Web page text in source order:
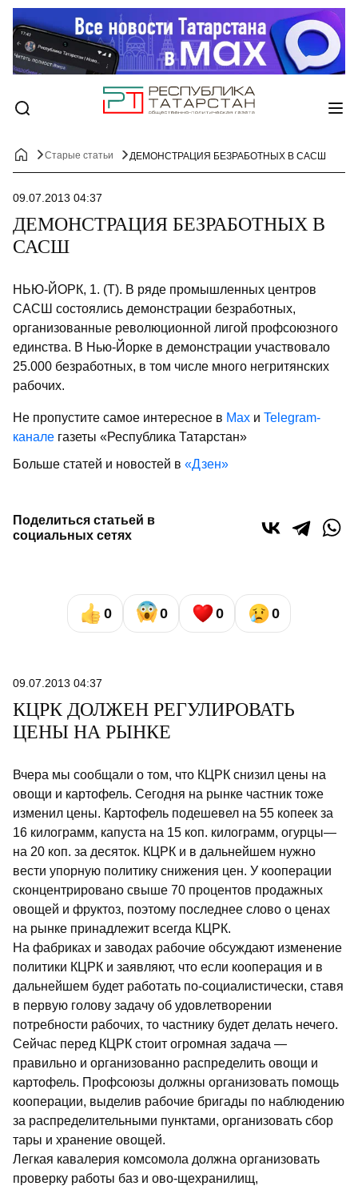
Старые статьи ДЕМОНСТРАЦИЯ БЕЗРАБОТНЫХ В САСШ
09.07.2013 04:37
ДЕМОНСТРАЦИЯ БЕЗРАБОТНЫХ В
САСШ
НЬЮ-ЙОРК, 1. (Т). В ряде промышленных центров
САСШ состоялись демонстрации безработных,
организованные революционной лигой профсоюзного
единства. В Нью-Йорке в демонстрации участвовало
25.000 безработных, в том числе много негритянских
рабочих.
Не пропустите самое интересное в Max и Telegram-
канале газеты «Республика Татарстан»
Больше статей и новостей в «Дзен»
Поделиться статьей в
социальных сетях
0 0 0 0
09.07.2013 04:37
КЦРК ДОЛЖЕН РЕГУЛИРОВАТЬ
ЦЕНЫ НА РЫНКЕ
Вчера мы сообщали о том, что КЦРК снизил цены на
овощи и картофель. Сегодня на рынке частник тоже
изменил цены. Картофель подешевел на 55 копеек за
16 килограмм, капуста на 15 коп. килограмм, огурцы—
на 20 коп. за десяток. КЦРК и в дальнейшем нужно
вести упорную политику снижения цен. У кооперации
сконцентрировано свыше 70 процентов продажных
овощей и фруктоз, поэтому последнее слово о ценах
на рынке принадлежит всегда КЦРК.
На фабриках и заводах рабочие обсуждают изменение
политики КЦРК и заявляют, что если кооперация и в
дальнейшем будет работать по-социалистически, ставя
в первую голову задачу об удовлетворении
потребности рабочих, то частнику будет делать нечего.
Сейчас перед КЦРК стоит огромная задача —
правильно и организованно распределить овощи и
картофель. Профсоюзы должны организовать помощь
кооперации, выделив рабочие бригады по наблюдению
за распределительными пунктами, организовать сбор
тары и хранение овощей.
Легкая кавалерия комсомола должна организовать
проверку работы баз и ово-щехранилищ,